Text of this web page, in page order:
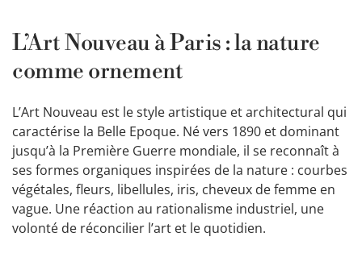
L’Art Nouveau à Paris : la nature
comme ornement
L’Art Nouveau est le style artistique et architectural qui
caractérise la Belle Epoque. Né vers 1890 et dominant
jusqu’à la Première Guerre mondiale, il se reconnaît à
ses formes organiques inspirées de la nature : courbes
végétales, fleurs, libellules, iris, cheveux de femme en
vague. Une réaction au rationalisme industriel, une
volonté de réconcilier l’art et le quotidien.